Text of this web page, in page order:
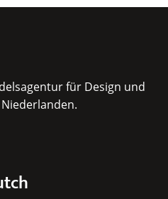
Optionen
können
gewählt
für Design und